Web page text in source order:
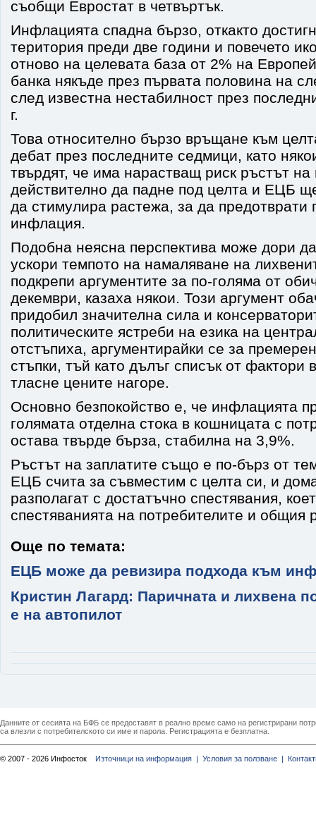
съобщи Евростат в четвъртък.
Инфлацията спадна бързо, откакто
територия преди две години и повечето
отново на целевата база от 2% на
банка някъде през първата половина на
след известна нестабилност през
г.
Това относително бързо връщане към
дебат през последните седмици, като
твърдят, че има нарастващ риск ръстът на
действително да падне под целта и ЕЦБ
да стимулира растежа, за да предотврати
инфлация.
Подобна неясна перспектива може дори
ускори темпото на намаляване на
подкрепи аргументите за по-голяма от
декември, казаха някои. Този аргумент
придобил значителна сила и
политическите ястреби на езика на
отстъпиха, аргументирайки се за
стъпки, тъй като дълъг списък от
тласне цените нагоре.
Основно безпокойство е, че инфлацията
голямата отделна стока в кошницата с
остава твърде бърза, стабилна на 3,9%.
Ръстът на заплатите също е по-бърз от
ЕЦБ счита за съвместим с целта си, и
разполагат с достатъчно спестявания,
спестяванията на потребителите и общия
Още по темата:
ЕЦБ може да ревизира подхода към
Кристин Лагард: Паричната и лихвена
е на автопилот
Данните от сесията на БФБ се предоставят в реално време само на регистрирани
са влезли с потребителското си име и парола. Регистрацията е безплатна.
© 2007 - 2026 Инфосток Източници на информация | Условия за ползване |